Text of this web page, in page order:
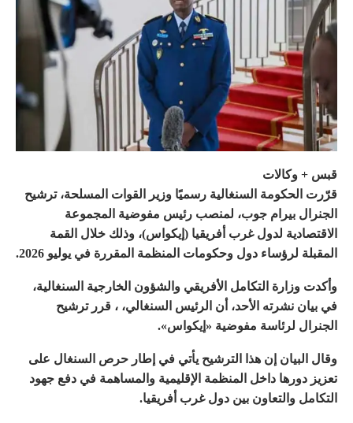
قبس + وكالات
قرّرت الحكومة السنغالية رسميًا وزير القوات المسلحة، ترشيح
الجنرال بيرام جوب، لمنصب رئيس مفوضية المجموعة
الاقتصادية لدول غرب أفريقيا (إيكواس)، وذلك خلال القمة
المقبلة لرؤساء دول وحكومات المنظمة المقررة في يوليو 2026.
وأكدت وزارة التكامل الأفريقي والشؤون الخارجية السنغالية،
في بيان نشرته الأحد، أن الرئيس السنغالي، ، قرر ترشيح
الجنرال لرئاسة مفوضية «إيكواس».
وقال البيان إن هذا الترشيح يأتي في إطار حرص السنغال على
تعزيز دورها داخل المنظمة الإقليمية والمساهمة في دفع جهود
التكامل والتعاون بين دول غرب أفريقيا.